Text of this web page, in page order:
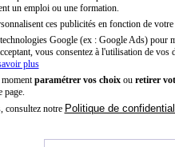
un emploi ou une formation.
ces publicités en fonction de
Google (ex : Google Ads) pour
vous consentez à l'utilisation de
plus
paramétrer vos choixou retirer
page.
consultez notre Politique de